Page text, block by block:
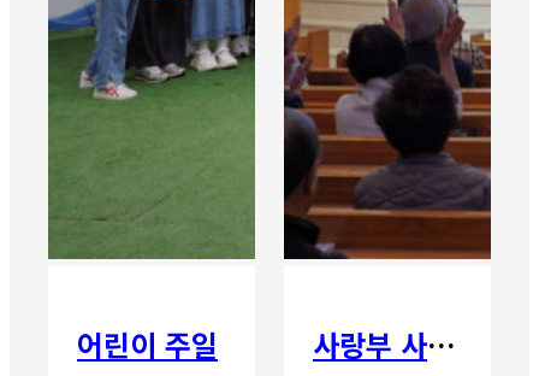
어린이 주일 사랑부 사랑주일